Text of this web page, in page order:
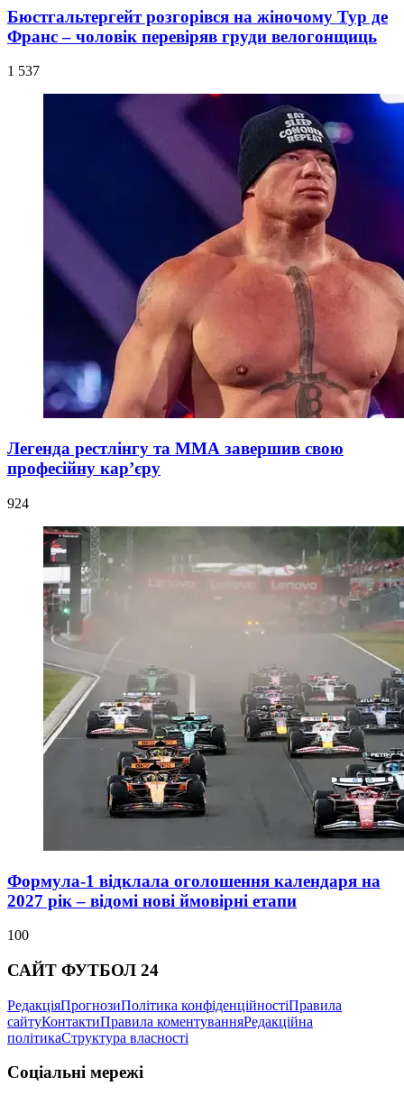
Бюстгальтергейт розгорівся на жіночому Тур де
Франс – чоловік перевіряв груди велогонщиць
1 537
Легенда рестлінгу та ММА завершив свою
професійну кар’єру
924
Формула-1 відклала оголошення календаря на
2027 рік – відомі нові ймовірні етапи
100
САЙТ ФУТБОЛ 24
РедакціяПрогнозиПолітика конфіденційностіПравила
сайтуКонтактиПравила коментуванняРедакційна
політикаСтруктура власності
Соціальні мережі